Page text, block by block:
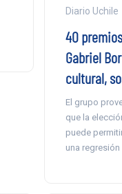
Diario Uchile
40
Gabriel
cultural,
El grupo
que la
puede
una regresión